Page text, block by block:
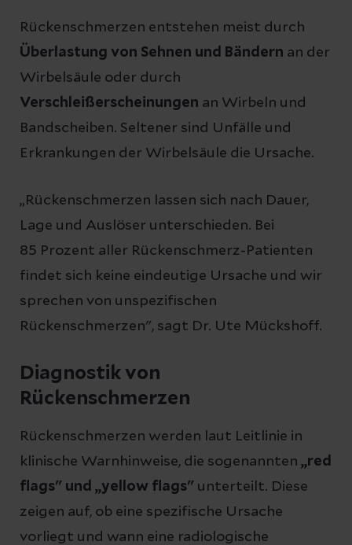
Rückenschmerzen entstehen meist durch
Überlastung von Sehnen und Bändern an der
Wirbelsäule oder durch
Verschleißerscheinungen an Wirbeln und
Bandscheiben. Seltener sind Unfälle und
Erkrankungen der Wirbelsäule die Ursache.
„Rückenschmerzen lassen sich nach Dauer,
Lage und Auslöser unterschieden. Bei
85 Prozent aller Rückenschmerz-Patienten
findet sich keine eindeutige Ursache und wir
sprechen von unspezifischen
Rückenschmerzen", sagt Dr. Ute Mückshoff.
Diagnostik von
Rückenschmerzen
Rückenschmerzen werden laut Leitlinie in
klinische Warnhinweise, die sogenannten „red
flags" und „yellow flags" unterteilt. Diese
zeigen auf, ob eine spezifische Ursache
vorliegt und wann eine radiologische